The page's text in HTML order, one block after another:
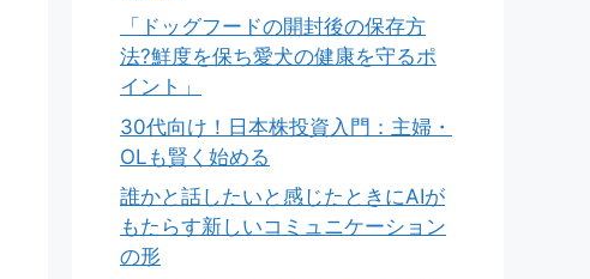
「ドッグフードの開封後の保存方
法?鮮度を保ち愛犬の健康を守るポ
イント」
30代向け！日本株投資入門：主婦・
OLも賢く始める
誰かと話したいと感じたときにAIが
もたらす新しいコミュニケーション
の形